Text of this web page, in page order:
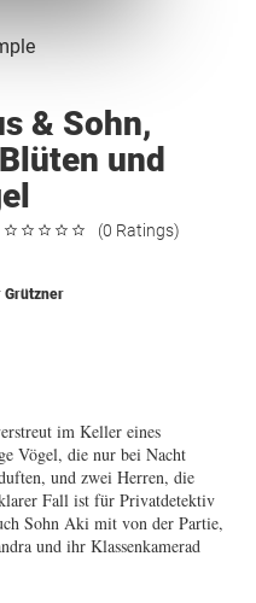
& Sohn,
und
(0 Ratings)
Grützner
im Keller eines
Vögel, die nur bei Nacht
und zwei Herren, die
Fall ist für Privatdetektiv
Sohn Aki mit von der Partie,
und ihr Klassenkamerad